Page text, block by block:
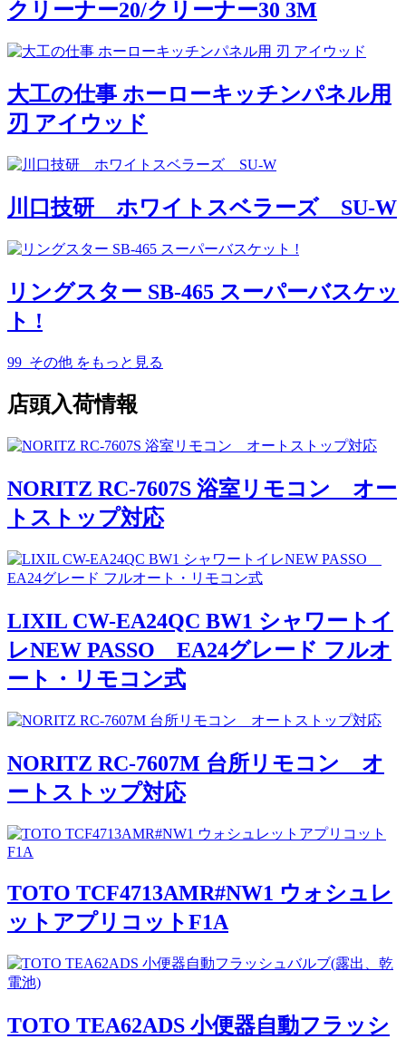
クリーナー20/クリーナー30 3M
大工の仕事 ホーローキッチンパネル用
刃 アイウッド
川口技研 ホワイトスベラーズ SU-W
リングスター SB-465 スーパーバスケッ
ト !
99_その他 をもっと見る
店頭入荷情報
NORITZ RC-7607S 浴室リモコン オー
トストップ対応
LIXIL CW-EA24QC BW1 シャワートイ
レNEW PASSO EA24グレード フルオ
ート・リモコン式
NORITZ RC-7607M 台所リモコン オ
ートストップ対応
TOTO TCF4713AMR#NW1 ウォシュレ
ットアプリコットF1A
TOTO TEA62ADS 小便器自動フラッシ